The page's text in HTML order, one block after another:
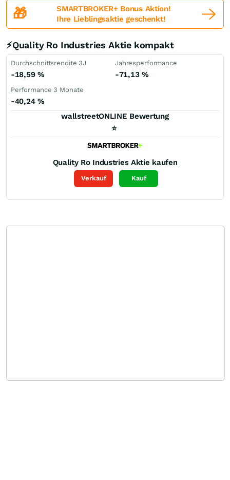
🎁
SMARTBROKER+ Bonus Aktion!
Ihre Lieblingsaktie geschenkt!
⚡Quality Ro Industries Aktie kompakt
Durchschnittsrendite 3J
-18,59 %
Jahresperformance
-71,13 %
Performance 3 Monate
-40,24 %
wallstreetONLINE Bewertung
⭐
Quality Ro Industries Aktie kaufen
Verkauf Kauf